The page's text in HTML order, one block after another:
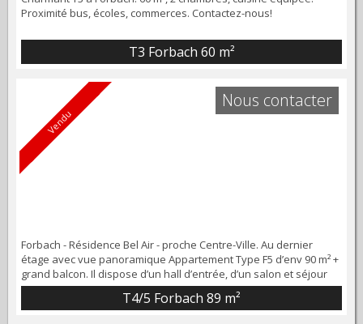
Proximité bus, écoles, commerces. Contactez-nous!
T3 Forbach 60 m²
Vendu
Forbach - Résidence Bel Air - proche Centre-Ville. Au dernier
étage avec vue panoramique Appartement Type F5 d’env 90 m² +
grand balcon. Il dispose d’un hall d’entrée, d’un salon et séjour
avec grand balcon d’une cuisine avec cellier, un dégagement
avec placards, ainsi que 3 chambres à coucher, une salle de
T4/5 Forbach 89 m²
Nous contacter